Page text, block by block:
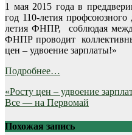
1 мая 2015 года в
год 110-летия
летия ФНПР, соблюдая
ФНПР проводит
цен – удвоение зарплаты!»
Подробнее…
Навигация
по
записям
«Росту цен – удвоение
Все — на Первомай
Похожая запись